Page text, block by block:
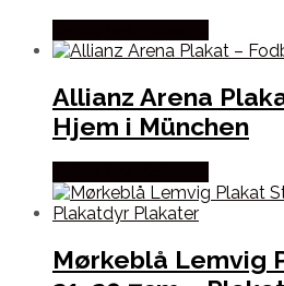
Allianz Arena
Hjem i München
Mørkeblå Lemvig